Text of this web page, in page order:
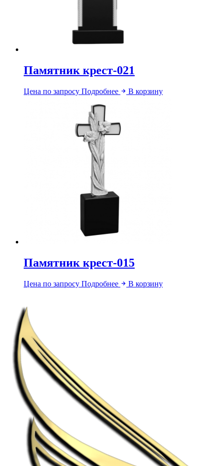
Памятник крест-021
Цена по запросу Подробнее В корзину
Памятник крест-015
Цена по запросу Подробнее В корзину